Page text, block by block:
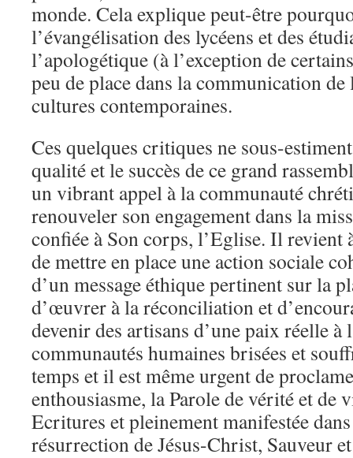
monde. Cela explique peut-être
l’évangélisation des lycéens et des
l’apologétique (à l’exception de
peu de place dans la communication de
cultures contemporaines.
Ces quelques critiques ne sous-
qualité et le succès de ce grand
un vibrant appel à la communauté
renouveler son engagement dans la
confiée à Son corps, l’Eglise. Il revient
de mettre en place une action sociale
d’un message éthique pertinent sur la
d’œuvrer à la réconciliation et
devenir des artisans d’une paix réelle à
communautés humaines brisées et
temps et il est même urgent de
enthousiasme, la Parole de vérité et de
Ecritures et pleinement manifestée
résurrection de Jésus-Christ, Sauveur